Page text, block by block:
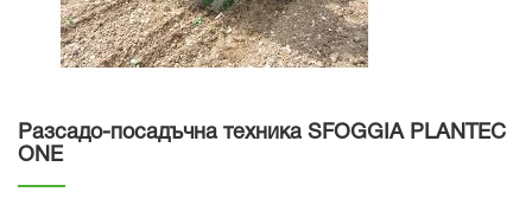
Разсадо-посадъчна техника SFOGGIA PLANTEC
ONE